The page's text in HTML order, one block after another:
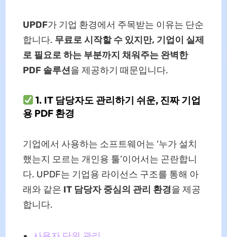
UPDF가 기업 환경에서 주목받는 이유는 단순
합니다. 무료로 시작할 수 있지만, 기업이 실제
로 필요로 하는 부분까지 채워주는 완벽한
PDF 솔루션을 제공하기 때문입니다.
1. IT 담당자도 관리하기 쉬운, 진짜 기업
용 PDF 환경
기업에서 사용하는 소프트웨어는 ‘누가 설치
했는지 모르는 개인용 툴’이어서는 곤란합니
다. UPDF는 기업용 라이선스 구조를 통해 아
래와 같은 IT 담당자 중심의 관리 환경을 제공
합니다.